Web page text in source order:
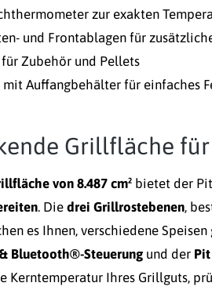
zur exakten
und Frontablagen für
Zubehör und Pellets
Auffangbehälter für einfaches
Grillfläche
von 8.487 cm² bietet der
. Die drei Grillrostebenen,
es Ihnen, verschiedene
Bluetooth®-Steuerung und der
Kerntemperatur Ihres Grillguts,